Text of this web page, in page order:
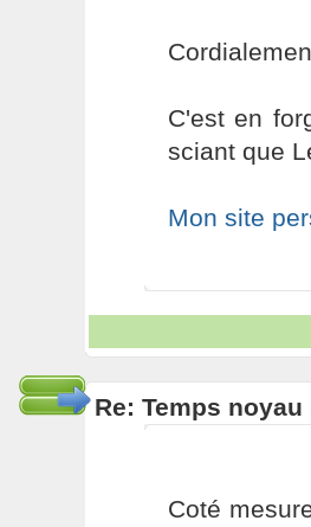
C'est en
sciant que
Mon site
Re: Temps
Coté